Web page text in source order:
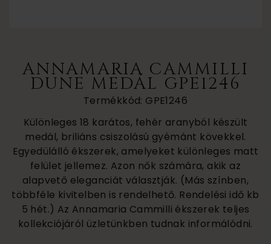
ANNAMARIA CAMMILLI
DUNE MEDÁL GPE1246
Termékkód: GPE1246
Különleges 18 karátos, fehér aranyból készült
medál, briliáns csiszolású gyémánt kövekkel.
Egyedülálló ékszerek, amelyeket különleges matt
felület jellemez. Azon nők számára, akik az
alapvető eleganciát választják. (Más színben,
többféle kivitelben is rendelhető. Rendelési idő kb
5 hét.) Az Annamaria Cammilli ékszerek teljes
kollekciójáról üzletünkben tudnak informálódni.